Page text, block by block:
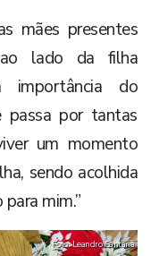
mães presentes
lado da filha
do
passa por tantas
um momento
sendo acolhida
mim.”
Foto: Leandro Santana